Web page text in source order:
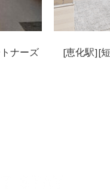
ナーズ
[恵化駅][